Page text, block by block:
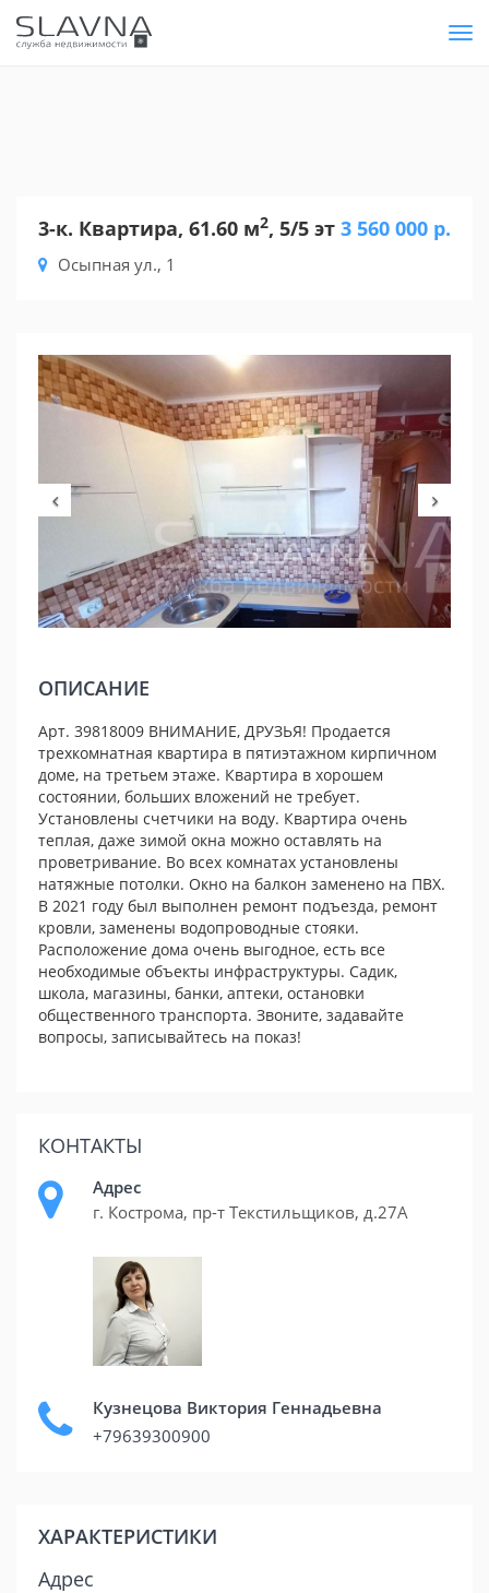
3-к. Квартира, 61.60 м2, 5/5 эт
Осыпная ул., 1
3 560 000 р.
Previous
ОПИСАНИЕ
Арт. 39818009 ВНИМАНИЕ, ДРУЗЬЯ! Продается
трехкомнатная квартира в пятиэтажном кирпичном
доме, на третьем этаже. Квартира в хорошем
состоянии, больших вложений не требует.
Установлены счетчики на воду. Квартира очень
теплая, даже зимой окна можно оставлять на
проветривание. Во всех комнатах установлены
натяжные потолки. Окно на балкон заменено на ПВХ.
В 2021 году был выполнен ремонт подъезда, ремонт
кровли, заменены водопроводные стояки.
Расположение дома очень выгодное, есть все
необходимые объекты инфраструктуры. Садик,
школа, магазины, банки, аптеки, остановки
общественного транспорта. Звоните, задавайте
вопросы, записывайтесь на показ!
КОНТАКТЫ
Адрес
г. Кострома, пр-т Текстильщиков, д.27А
Кузнецова Виктория Геннадьевна
+79639300900
ХАРАКТЕРИСТИКИ
Адрес